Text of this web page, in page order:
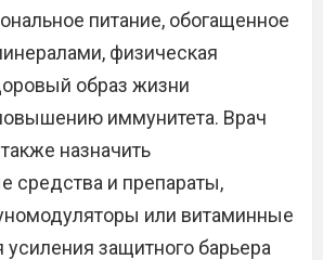
питание, обогащенное
физическая
образ жизни
иммунитета. Врач
назначить
средства и препараты,
или витаминные
защитного барьера